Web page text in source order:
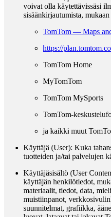
voivat olla käytettävissäsi
sisäänkirjautumista,
TomTom — Maps
https://
TomTom Home
MyTomTom
TomTom MySports
TomTom-
ja kaikki muut
Käyttäjä (User): Kuka
tuotteiden ja/tai palvelujen
Käyttäjäsisältö (User
käyttäjän henkilötiedot,
materiaalit, tiedot, data,
muistiinpanot,
suunnitelmat, grafiikka,